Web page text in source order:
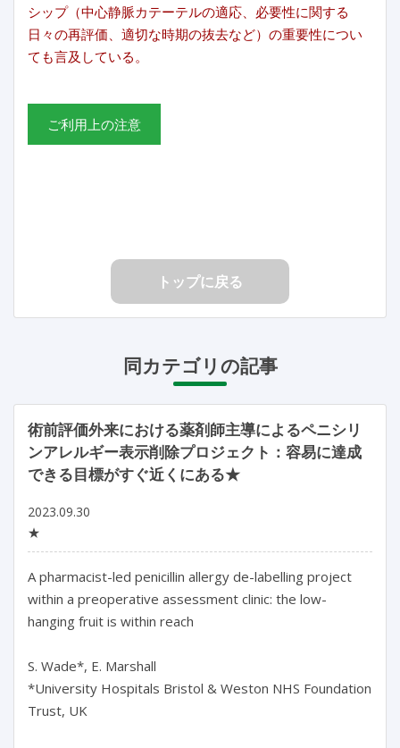
シップ（中心静脈カテーテルの適応、必要性に関する
日々の再評価、適切な時期の抜去など）の重要性につい
ても言及している。
ご利用上の注意
トップに戻る
同カテゴリの記事
術前評価外来における薬剤師主導によるペニシリ
ンアレルギー表示削除プロジェクト：容易に達成
できる目標がすぐ近くにある★
2023.09.30
★
A pharmacist-led penicillin allergy de-labelling project
within a preoperative assessment clinic: the low-
hanging fruit is within reach
S. Wade*, E. Marshall
*University Hospitals Bristol & Weston NHS Foundation
Trust, UK